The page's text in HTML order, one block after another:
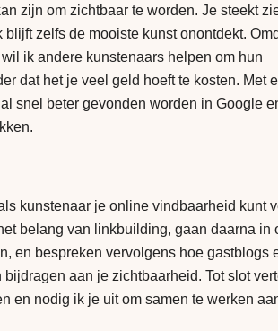
zijn om zichtbaar te worden. Je steekt
zelfs de mooiste kunst onontdekt.
ik andere kunstenaars helpen om hun
dat het je veel geld hoeft te kosten. Met
snel beter gevonden worden in Google
kunstenaar je online vindbaarheid kunt
belang van linkbuilding, gaan daarna in
en bespreken vervolgens hoe gastblogs
aan je zichtbaarheid. Tot slot
en nodig ik je uit om samen te werken